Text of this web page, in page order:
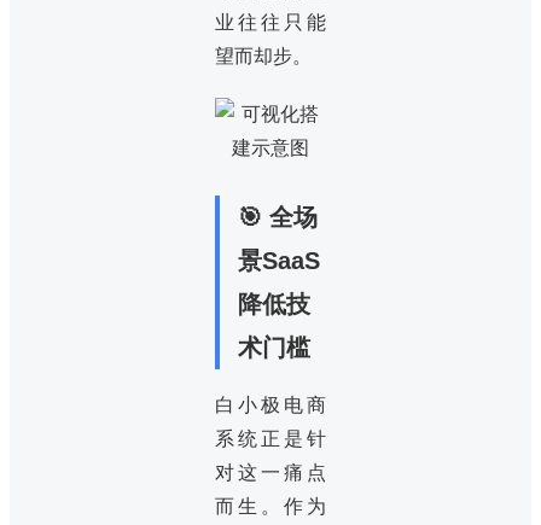
业往往只能
望而却步。
🎯 全场
景SaaS
降低技
术门槛
白小极电商
系统正是针
对这一痛点
而生。作为